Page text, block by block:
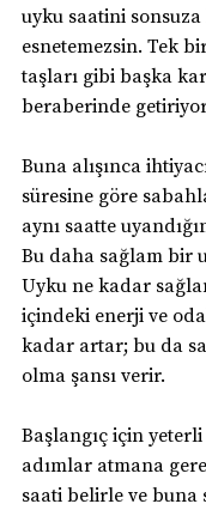
uyku saatini
esnetemezsin. Tek
taşları gibi başka
beraberinde
Buna alışınca
süresine göre
aynı saatte
Bu daha sağlam bir
Uyku ne kadar
içindeki enerji ve
kadar artar; bu da
olma şansı verir.
Başlangıç için
adımlar atmana
saati belirle ve buna